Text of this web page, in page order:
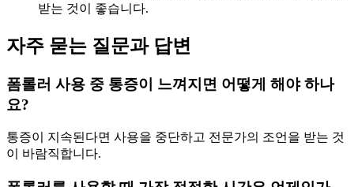
받는 것이 좋습니다.
자주 묻는 질문과 답변
폼롤러 사용 중 통증이 느껴지면 어떻게 해야 하나
요?
통증이 지속된다면 사용을 중단하고 전문가의 조언을 받는 것
이 바람직합니다.